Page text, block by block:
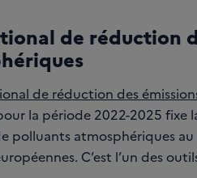
de réduction
de réduction des
la période 2022-2025 fixe
polluants atmosphériques
C’est l’un des